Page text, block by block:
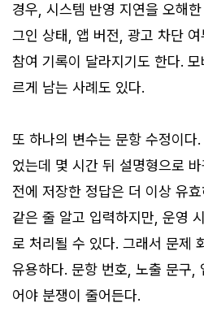
경우, 시스템 반영 지연을 오해
그인 상태, 앱 버전, 광고 차단
참여 기록이 달라지기도 한다.
르게 남는 사례도 있다.
또 하나의 변수는 문항 수정이다.
었는데 몇 시간 뒤 설명형으로
전에 저장한 정답은 더 이상 유
같은 줄 알고 입력하지만, 운영
로 처리될 수 있다. 그래서 문제
유용하다. 문항 번호, 노출 문구,
어야 분쟁이 줄어든다.